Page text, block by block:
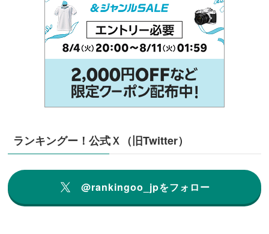
ランキングー！公式Ｘ（旧Twitter）
@rankingoo_jpをフォロー